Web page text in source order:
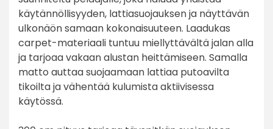
käytännöllisyyden, lattiasuojauksen ja näyttävän
ulkonäön samaan kokonaisuuteen. Laadukas
carpet-materiaali tuntuu miellyttävältä jalan alla
ja tarjoaa vakaan alustan heittämiseen. Samalla
matto auttaa suojaamaan lattiaa putoavilta
tikoilta ja vähentää kulumista aktiivisessa
käytössä.